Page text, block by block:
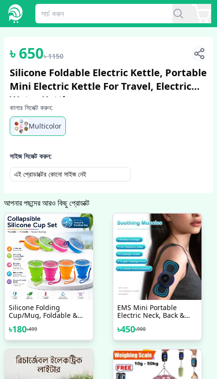
1/6
৳650৳1150
Silicone Foldable Electric Kettle, Portable
Mini Electric Kettle For Travel, Electric
Water Kettle
কালার সিলেক্ট করুন:
Multicolor
সাইজ সিলেক্ট করুন:
এই প্রোডাক্টের কোনো সাইজ নেই
আপনার পছন্দের আরও কিছু প্রোডাক্ট
Silicone Folding
Cup/Mug, Foldable &
Travel Cup For Outdoor
Camping Hiking
৳180৳499
EMS Mini Portable
Electric Neck, Back &
Massager 1 PCS
৳450৳900